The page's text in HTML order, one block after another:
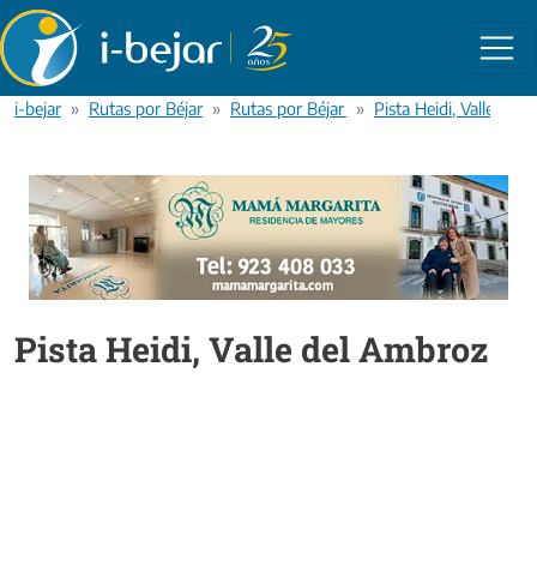
Pasar al contenido principal
i-bejar Rutas por Béjar Rutas por Béjar en bicicletaPista Heidi, Valle del
Pista Heidi, Valle del Ambroz